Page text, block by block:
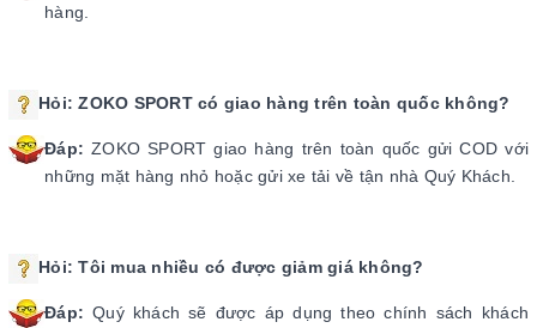
hàng.
Hỏi:ZOKO SPORT có giao hàng trên toàn quốc không?
Đáp:ZOKO SPORT giao hàng trên toàn quốc gửi COD với
những mặt hàng nhỏ hoặc gửi xe tải về tận nhà Quý Khách.
Hỏi:Tôi mua nhiều có được giảm giá không?
Đáp:Quý khách sẽ được áp dụng theo chính sách khách